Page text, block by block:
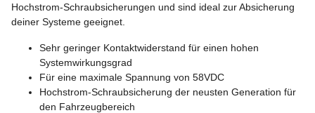
Hochstrom-Schraubsicherungen und sind ideal zur Absicherung
deiner Systeme geeignet.
Sehr geringer Kontaktwiderstand für einen hohen
Systemwirkungsgrad
Für eine maximale Spannung von 58VDC
Hochstrom-Schraubsicherung der neusten Generation für
den Fahrzeugbereich